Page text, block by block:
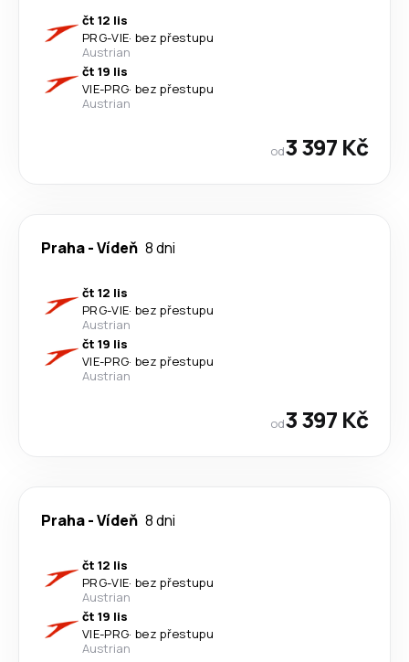
čt 12 lis
PRG-VIE· bez přestupu
Austrian
čt 19 lis
VIE-PRG· bez přestupu
Austrian
od3 397 Kč
Praha-Vídeň 8 dni
čt 12 lis
PRG-VIE· bez přestupu
Austrian
čt 19 lis
VIE-PRG· bez přestupu
Austrian
od3 397 Kč
Praha-Vídeň 8 dni
čt 12 lis
PRG-VIE· bez přestupu
Austrian
čt 19 lis
VIE-PRG· bez přestupu
Austrian